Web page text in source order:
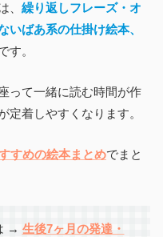
、 繰り返しフレーズ・オ
いばあ系の仕掛け絵本、
す。
って一緒に読む時間が作
定着しやすくなります。
すめの絵本まとめでまと
→ 生後7ヶ月の発達・